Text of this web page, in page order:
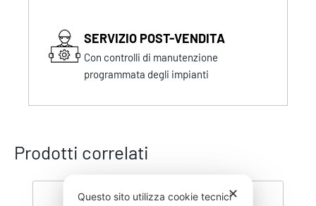
SERVIZIO POST-VENDITA
Con controlli di manutenzione
programmata degli impianti
Prodotti correlati
✕
Questo sito utilizza cookie tecnici